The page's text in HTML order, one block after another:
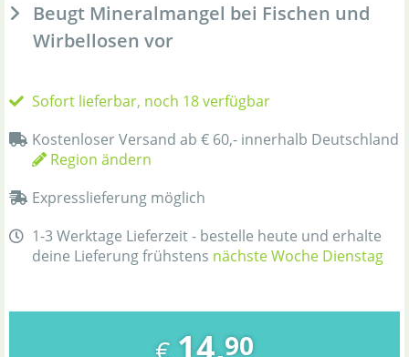
Beugt Mineralmangel bei Fischen und
Wirbellosen vor
Sofort lieferbar, noch 18 verfügbar
Kostenloser Versand ab € 60,- innerhalb Deutschland
Region ändern
Expresslieferung möglich
1-3 Werktage Lieferzeit - bestelle heute und erhalte
deine Lieferung frühstens nächste Woche Dienstag
14,90